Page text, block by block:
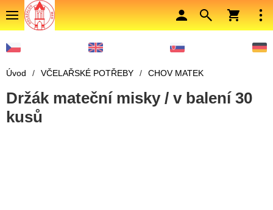
Úvod / VČELAŘSKÉ POTŘEBY / CHOV MATEK
Držák mateční misky / v balení 30
kusů